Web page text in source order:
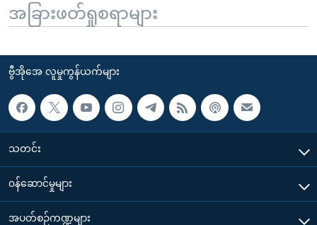
အခြားဖတ်ရှုစရာများ
ဗွီအိုအေ လူမှုကွန်ယက်များ
သတင်း
၀န်ဆောင်မှုများ
အပတ်စဉ်ကဏ္ဍများ